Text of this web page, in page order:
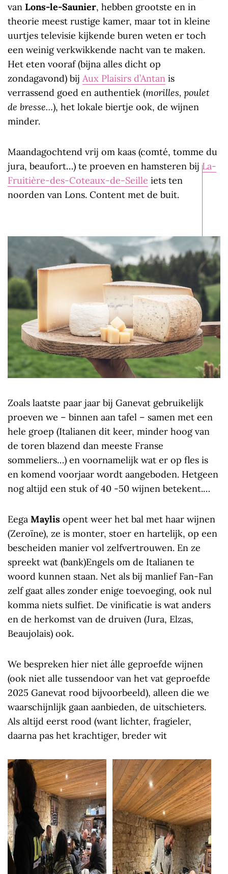
van Lons-le-Saunier, hebben grootste en in
theorie meest rustige kamer, maar tot in kleine
uurtjes televisie kijkende buren weten er toch
een weinig verkwikkende nacht van te maken.
Het eten vooraf (bijna alles dicht op
zondagavond) bij Aux Plaisirs d’Antan is
verrassend goed en authentiek (morilles, poulet
de bresse…), het lokale biertje ook, de wijnen
minder.
Maandagochtend vrij om kaas (comté, tomme du
jura, beaufort…) te proeven en hamsteren bij La-
Fruitière-des-Coteaux-de-Seille iets ten
noorden van Lons. Content met de buit.
Zoals laatste paar jaar bij Ganevat gebruikelijk
proeven we – binnen aan tafel – samen met een
hele groep (Italianen dit keer, minder hoog van
de toren blazend dan meeste Franse
sommeliers…) en voornamelijk wat er op fles is
en komend voorjaar wordt aangeboden. Hetgeen
nog altijd een stuk of 40 -50 wijnen betekent.…
Eega Maylis opent weer het bal met haar wijnen
(Zeroïne), ze is monter, stoer en hartelijk, op een
bescheiden manier vol zelfvertrouwen. En ze
spreekt wat (bank)Engels om de Italianen te
woord kunnen staan. Net als bij manlief Fan-Fan
zelf gaat alles zonder enige toevoeging, ook nul
komma niets sulfiet. De vinificatie is wat anders
en de herkomst van de druiven (Jura, Elzas,
Beaujolais) ook.
We bespreken hier niet álle geproefde wijnen
(ook niet alle tussendoor van het vat geproefde
2025 Ganevat rood bijvoorbeeld), alleen die we
waarschijnlijk gaan aanbieden, de uitschieters.
Als altijd eerst rood (want lichter, fragieler,
daarna pas het krachtiger, breder wit